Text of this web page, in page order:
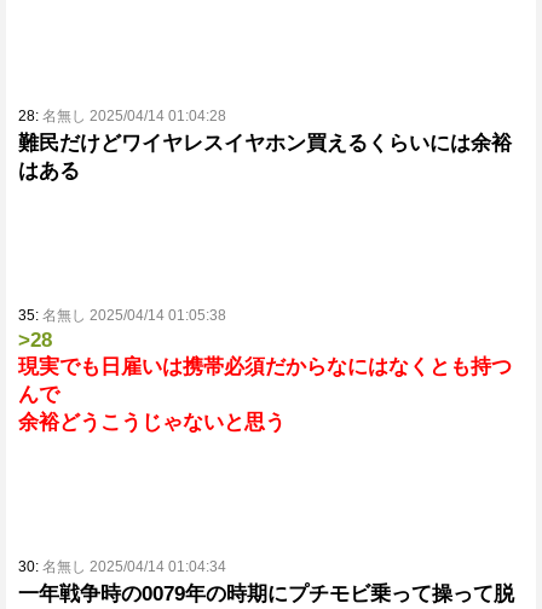
28: 名無し 2025/04/14 01:04:28
難民だけどワイヤレスイヤホン買えるくらいには余裕
はある
35: 名無し 2025/04/14 01:05:38
>28
現実でも日雇いは携帯必須だからなにはなくとも持つ
んで
余裕どうこうじゃないと思う
30: 名無し 2025/04/14 01:04:34
一年戦争時の0079年の時期にプチモビ乗って操って脱